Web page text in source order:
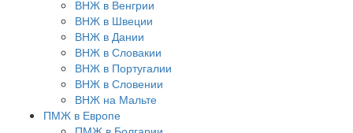
ВНЖ в Венгрии
ВНЖ в Швеции
ВНЖ в Дании
ВНЖ в Словакии
ВНЖ в Португалии
ВНЖ в Словении
ВНЖ на Мальте
ПМЖ в Европе